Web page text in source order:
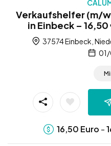
Verkaufshelfer (m/
in Einbeck –
37574 Einbeck,
16,50 Euro -